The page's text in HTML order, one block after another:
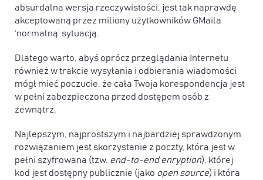
absurdalna wersja rzeczywistości, jest tak naprawdę
akceptowaną przez miliony użytkowników GMaila
‘normalną’ sytuacją.
Dlatego warto, abyś oprócz przeglądania Internetu
również w trakcie wysyłania i odbierania wiadomości
mógł mieć poczucie, że cała Twoja korespondencja jest
w pełni zabezpieczona przed dostępem osób z
zewnątrz.
Najlepszym, najprostszym i najbardziej sprawdzonym
rozwiązaniem jest skorzystanie z poczty, która jest w
pełni szyfrowana (tzw. end-to-end enryption), której
kod jest dostępny publicznie (jako open source) i która